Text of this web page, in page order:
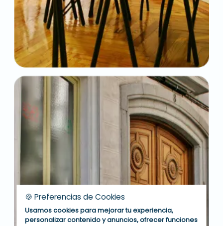
🍪 Preferencias de Cookies
Usamos cookies para mejorar tu experiencia,
personalizar contenido y anuncios, ofrecer funciones